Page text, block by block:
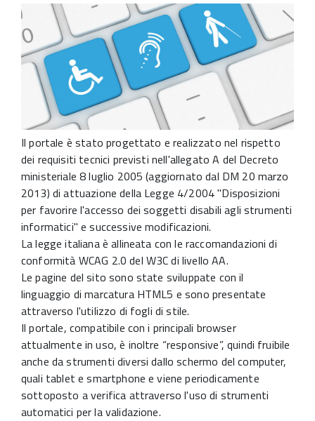
Il portale è stato progettato e realizzato nel rispetto
dei requisiti tecnici previsti nell'allegato A del Decreto
ministeriale 8 luglio 2005 (aggiornato dal DM 20 marzo
2013) di attuazione della Legge 4/2004 "Disposizioni
per favorire l'accesso dei soggetti disabili agli strumenti
informatici" e successive modificazioni.
La legge italiana è allineata con le raccomandazioni di
conformità WCAG 2.0 del W3C di livello AA.
Le pagine del sito sono state sviluppate con il
linguaggio di marcatura HTML5 e sono presentate
attraverso l'utilizzo di fogli di stile.
Il portale, compatibile con i principali browser
attualmente in uso, è inoltre “responsive”, quindi fruibile
anche da strumenti diversi dallo schermo del computer,
quali tablet e smartphone e viene periodicamente
sottoposto a verifica attraverso l'uso di strumenti
automatici per la validazione.